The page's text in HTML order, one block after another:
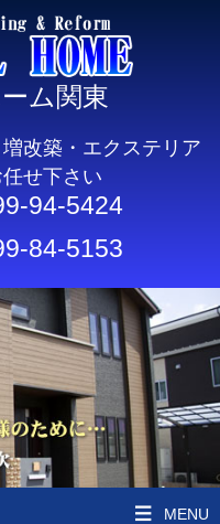
ム関東
改築・エクステリア
せ下さい
94-5424
84-5153
MENU